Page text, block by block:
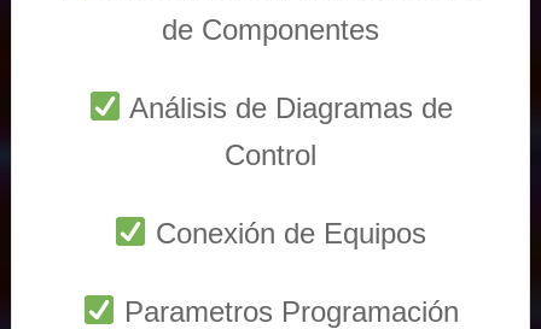
de Componentes
Análisis de Diagramas de
Control
Conexión de Equipos
Parametros Programación